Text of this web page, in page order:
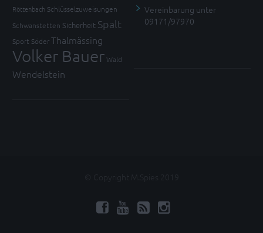
Röttenbach Schlüsselzuweisungen
Schwanstetten Sicherheit Spalt
Sport SöderThalmässing
Volker BauerWald
Wendelstein
Vereinbarung unter
09171/97970